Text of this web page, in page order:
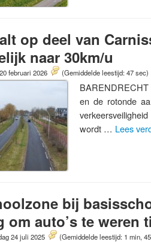
op deel van
naar 30km/u
februari 2026 (Gemiddelde leestijd: 47 sec)
BARENDRECHT
en de rotonde
wordt … Lees
bij
om auto’s te weren
24 juli 2025 (Gemiddelde leestijd: 1 min,